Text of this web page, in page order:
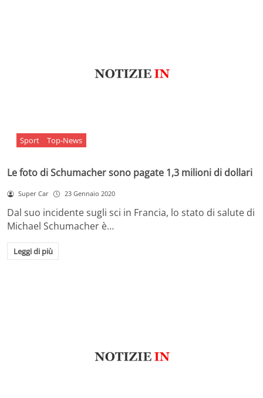
Sport Top-News
Le foto di Schumacher sono pagate 1,3 milioni di dollari
Super Car 23 Gennaio 2020
Dal suo incidente sugli sci in Francia, lo stato di salute di
Michael Schumacher è…
Leggi di più